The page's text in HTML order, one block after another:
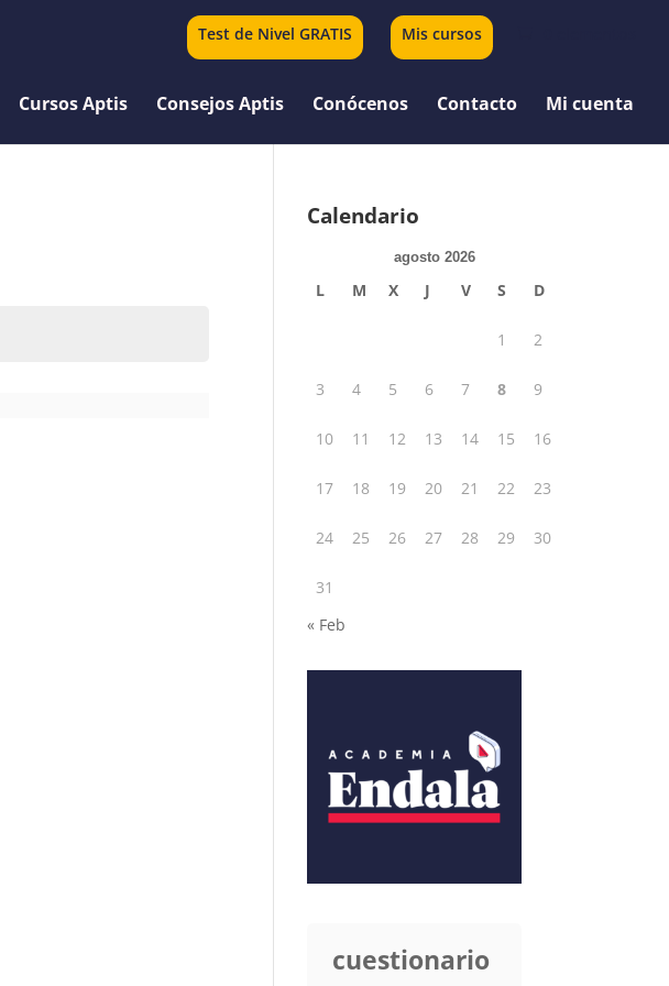
Test de Nivel GRATIS Mis cursos
Cursos Aptis Consejos Aptis Conócenos Contacto Mi cuenta
Calendario
agosto 2026
L M X J V S D
1 2
3 4 5 6 7 8 9
10 11 12 13 14 15 16
17 18 19 20 21 22 23
24 25 26 27 28 29 30
31
« Feb
cuestionario